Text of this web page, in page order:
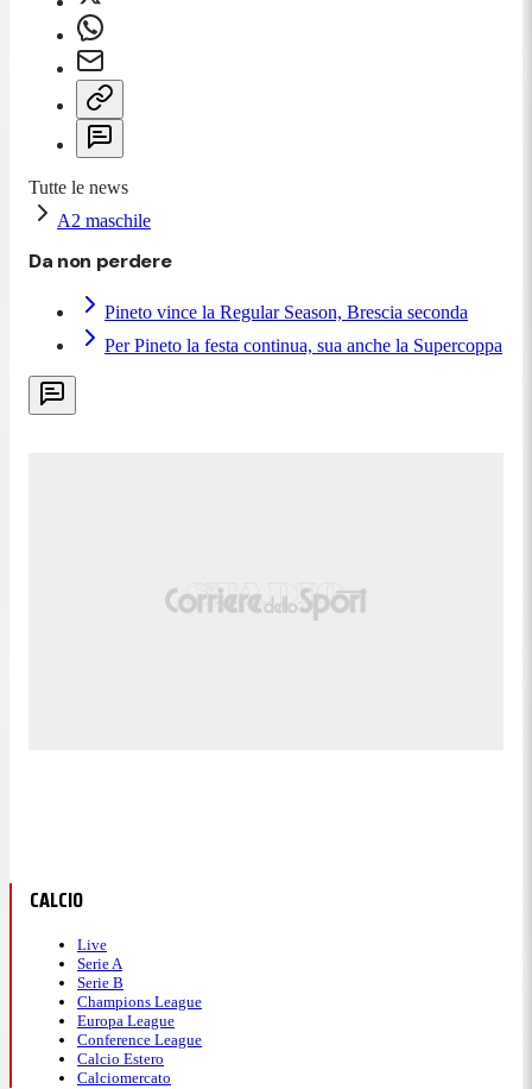
Tutte le news
A2 maschile
Da non perdere
Pineto vince la Regular Season, Brescia seconda
Per Pineto la festa continua, sua anche la Supercoppa
CALCIO
Live
Serie A
Serie B
Champions League
Europa League
Conference League
Calcio Estero
Calciomercato